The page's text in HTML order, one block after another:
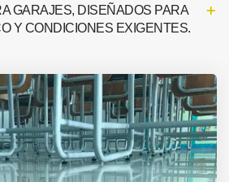
GARAJES, DISEÑADOS PARA
Y CONDICIONES EXIGENTES.